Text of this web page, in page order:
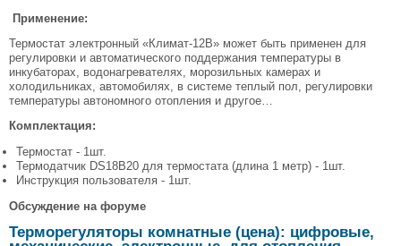
Применение:
Термостат электронный «Климат-12В» может быть применен для
регулировки и автоматического поддержания температуры в
инкубаторах, водонагревателях, морозильных камерах и
холодильниках, автомобилях, в системе теплый пол, регулировки
температуры автономного отопления и другое…
Комплектация:
Термостат - 1шт.
Термодатчик DS18B20 для термостата (длина 1 метр) - 1шт.
Инструкция пользователя - 1шт.
Обсуждение на форуме
Терморегуляторы комнатные (цена): цифровые,